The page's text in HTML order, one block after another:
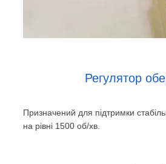
Регулятор
Призначений для підтримки
на рівні 1500 об/хв.